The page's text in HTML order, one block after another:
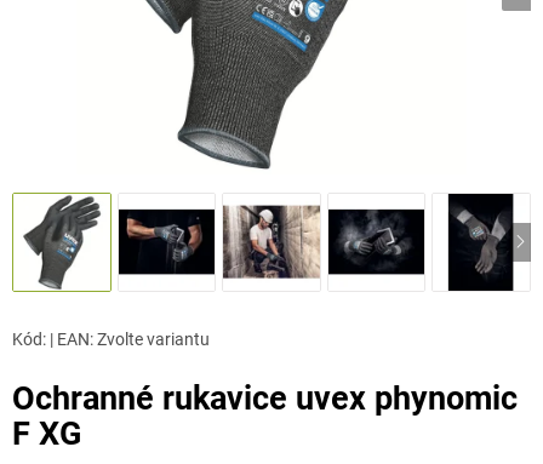
Ochranné rukavice uvex phynomic
F XG
Kód: | EAN:Zvolte variantu